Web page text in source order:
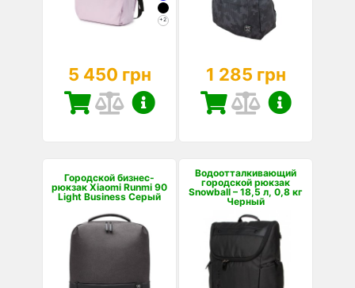
+2
5 450 грн 1 285 грн
Городской бизнес-
рюкзак Xiaomi Runmi 90
Light Business Серый
Водоотталкивающий
городской рюкзак
Snowball – 18,5 л, 0,8 кг
Черный